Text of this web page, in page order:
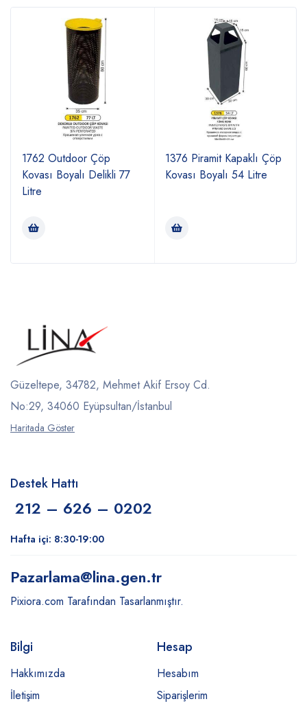
1762 Outdoor Çöp
Kovası Boyalı Delikli 77
Litre
1376 Piramit Kapaklı Çöp
Kovası Boyalı 54 Litre
Güzeltepe, 34782, Mehmet Akif Ersoy Cd.
No:29, 34060 Eyüpsultan/İstanbul
Haritada Göster
Destek Hattı
212 – 626 – 0202
Hafta içi: 8:30-19:00
Pazarlama@lina.gen.tr
Pixiora.com Tarafından Tasarlanmıştır.
Bilgi
Hakkımızda
İletişim
Hesap
Hesabım
Siparişlerim